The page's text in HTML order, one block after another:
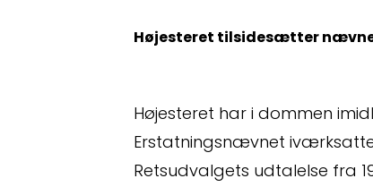
Højesteret tilsidesætter
Højesteret har i dommen
Erstatningsnævnet
Retsudvalgets udtalelse fra